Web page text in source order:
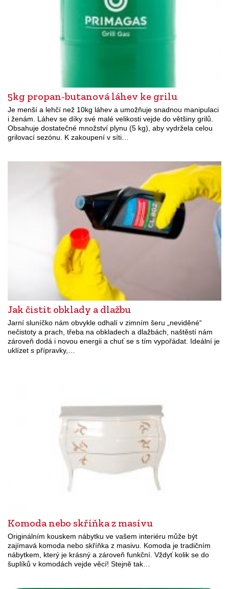
5kg propan-butanová láhev ke grilu
Je menší a lehčí než 10kg láhev a umožňuje snadnou manipulaci
i ženám. Láhev se díky své malé velikosti vejde do většiny grilů.
Obsahuje dostatečné množství plynu (5 kg), aby vydržela celou
grilovací sezónu. K zakoupení v síti…
Jak čistit obklady a dlažbu
Jarní sluníčko nám obvykle odhalí v zimním šeru „neviděné“
nečistoty a prach, třeba na obkladech a dlažbách, naštěstí nám
zároveň dodá i novou energii a chuť se s tím vypořádat. Ideální je
uklízet s přípravky,…
Komoda nebo skříňka z masívu
Originálním kouskem nábytku ve vašem interiéru může být
zajímavá komoda nebo skříňka z masivu. Komoda je tradičním
nábytkem, který je krásný a zároveň funkční. Vždyť kolik se do
šuplíků v komodách vejde věcí! Stejně tak…